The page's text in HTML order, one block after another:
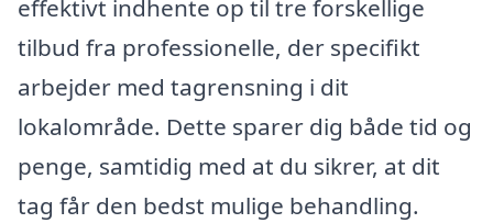
effektivt indhente op til tre forskellige
tilbud fra professionelle, der specifikt
arbejder med tagrensning i dit
lokalområde. Dette sparer dig både tid og
penge, samtidig med at du sikrer, at dit
tag får den bedst mulige behandling.